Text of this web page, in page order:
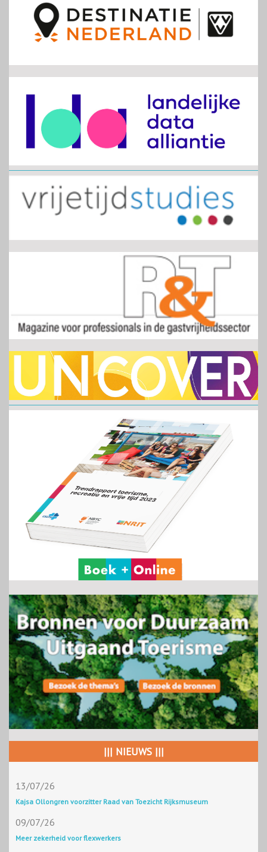
||| NIEUWS |||
13/07/26
Kajsa Ollongren voorzitter Raad van Toezicht Rijksmuseum
09/07/26
Meer zekerheid voor flexwerkers